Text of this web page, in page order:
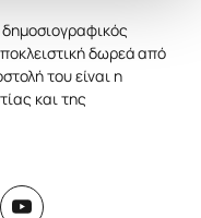
δωρεά από
του είναι η
και της